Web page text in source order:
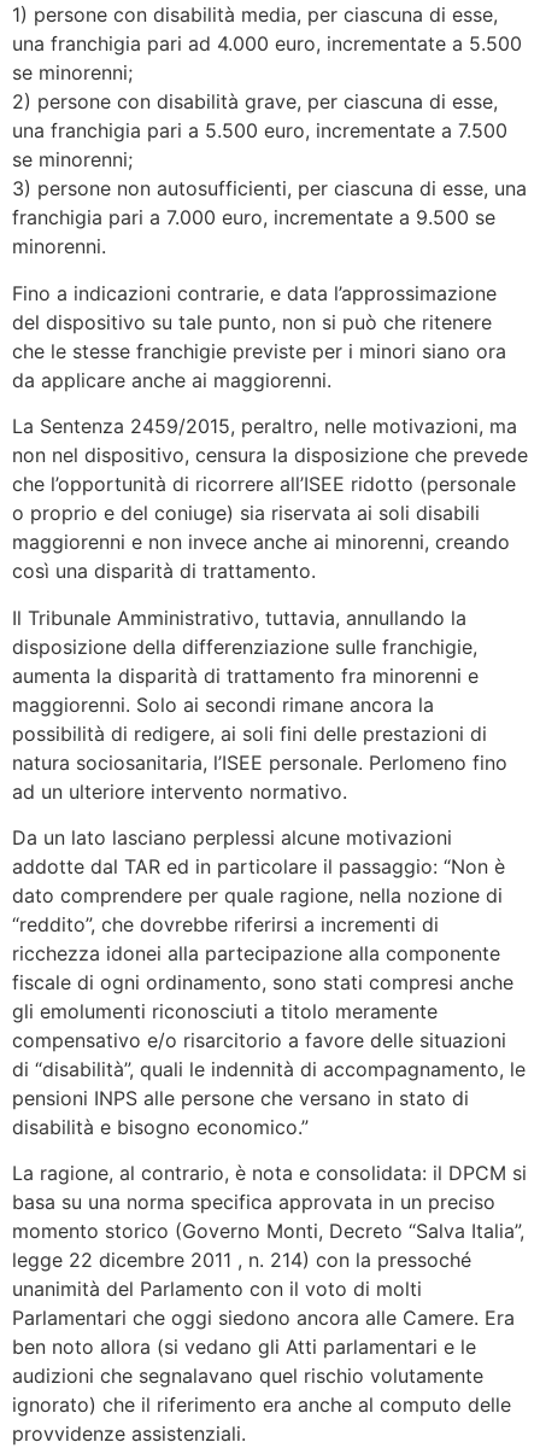
1) persone con disabilità media, per ciascuna di esse,
una franchigia pari ad 4.000 euro, incrementate a 5.500
se minorenni;
2) persone con disabilità grave, per ciascuna di esse,
una franchigia pari a 5.500 euro, incrementate a 7.500
se minorenni;
3) persone non autosufficienti, per ciascuna di esse, una
franchigia pari a 7.000 euro, incrementate a 9.500 se
minorenni.
Fino a indicazioni contrarie, e data l’approssimazione
del dispositivo su tale punto, non si può che ritenere
che le stesse franchigie previste per i minori siano ora
da applicare anche ai maggiorenni.
La Sentenza 2459/2015, peraltro, nelle motivazioni, ma
non nel dispositivo, censura la disposizione che prevede
che l’opportunità di ricorrere all’ISEE ridotto (personale
o proprio e del coniuge) sia riservata ai soli disabili
maggiorenni e non invece anche ai minorenni, creando
così una disparità di trattamento.
Il Tribunale Amministrativo, tuttavia, annullando la
disposizione della differenziazione sulle franchigie,
aumenta la disparità di trattamento fra minorenni e
maggiorenni. Solo ai secondi rimane ancora la
possibilità di redigere, ai soli fini delle prestazioni di
natura sociosanitaria, l’ISEE personale. Perlomeno fino
ad un ulteriore intervento normativo.
Da un lato lasciano perplessi alcune motivazioni
addotte dal TAR ed in particolare il passaggio: “Non è
dato comprendere per quale ragione, nella nozione di
“reddito”, che dovrebbe riferirsi a incrementi di
ricchezza idonei alla partecipazione alla componente
fiscale di ogni ordinamento, sono stati compresi anche
gli emolumenti riconosciuti a titolo meramente
compensativo e/o risarcitorio a favore delle situazioni
di “disabilità”, quali le indennità di accompagnamento, le
pensioni INPS alle persone che versano in stato di
disabilità e bisogno economico.”
La ragione, al contrario, è nota e consolidata: il DPCM si
basa su una norma specifica approvata in un preciso
momento storico (Governo Monti, Decreto “Salva Italia”,
legge 22 dicembre 2011 , n. 214) con la pressoché
unanimità del Parlamento con il voto di molti
Parlamentari che oggi siedono ancora alle Camere. Era
ben noto allora (si vedano gli Atti parlamentari e le
audizioni che segnalavano quel rischio volutamente
ignorato) che il riferimento era anche al computo delle
provvidenze assistenziali.